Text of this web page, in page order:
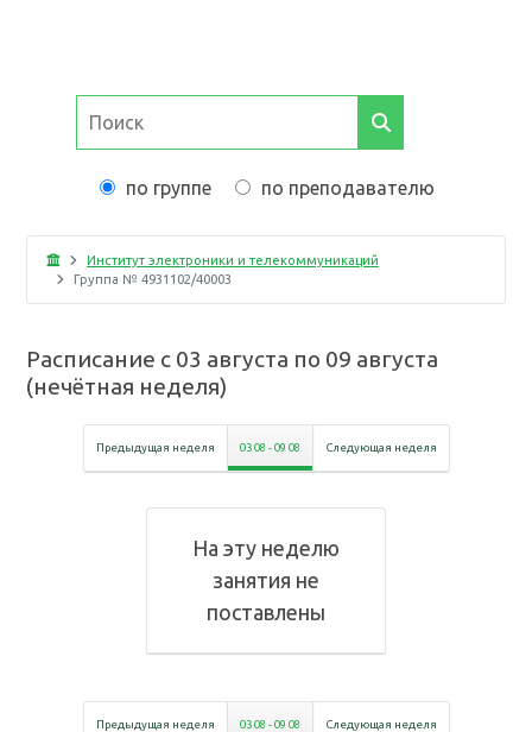
по группе по преподавателю
Институт электроники и телекоммуникаций
Группа № 4931102/40003
Расписание с 03 августа по 09 августа
(нечётная неделя)
Предыдущая неделя 03 08 -09 08 Следующая неделя
На эту неделю
занятия не
поставлены
Предыдущая неделя 03 08 -09 08 Следующая неделя